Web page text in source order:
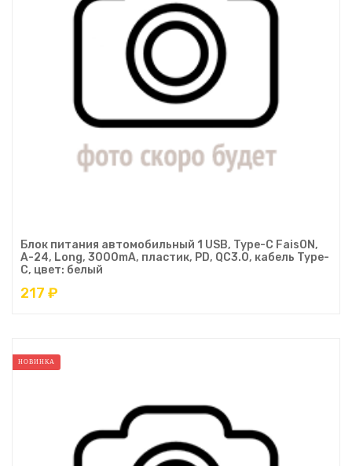
Блок питания автомобильный 1 USB, Type-C FaisON,
A-24, Long, 3000mA, пластик, PD, QC3.0, кабель Type-
C, цвет: белый
217 ₽
НОВИНКА